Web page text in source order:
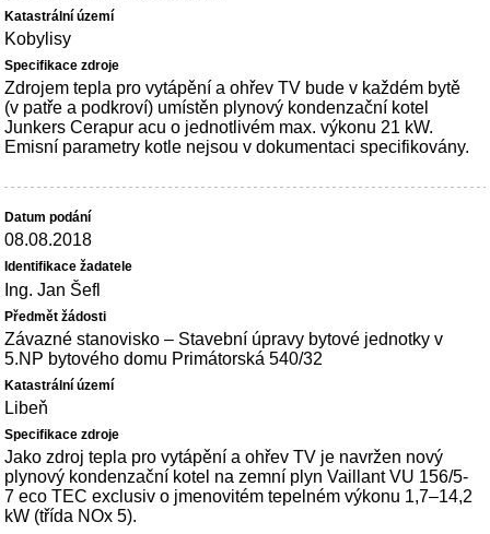
Kobylisy
Zdrojem tepla pro vytápění a ohřev TV bude v každém bytě
(v patře a podkroví) umístěn plynový kondenzační kotel
Junkers Cerapur acu o jednotlivém max. výkonu 21 kW.
Emisní parametry kotle nejsou v dokumentaci specifikovány.
08.08.2018
Ing. Jan Šefl
Závazné stanovisko – Stavební úpravy bytové jednotky v
5.NP bytového domu Primátorská 540/32
Libeň
Jako zdroj tepla pro vytápění a ohřev TV je navržen nový
plynový kondenzační kotel na zemní plyn Vaillant VU 156/5-
7 eco TEC exclusiv o jmenovitém tepelném výkonu 1,7–14,2
kW (třída NOx 5).